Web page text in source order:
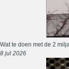
Wat te doen met de 2
8 jul 2026